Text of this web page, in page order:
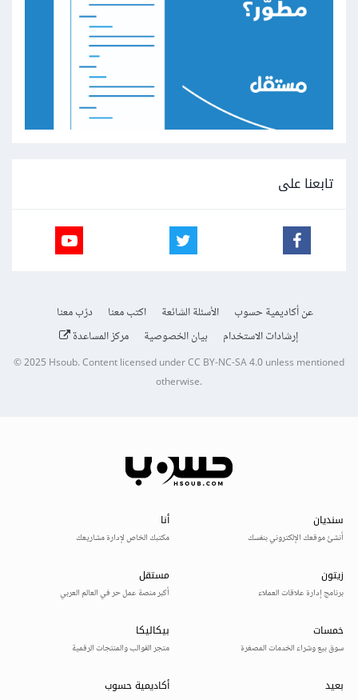
تابعنا على
عن أكاديمية حسوب الأسئلة الشائعة اكتب معنا
درّب معنا
إرشادات الاستخدام
بيان الخصوصية مركز المساعدة
© 2025Hsoub.Content licensed underCC BY-NC-SA 4.0unless mentioned
otherwise.